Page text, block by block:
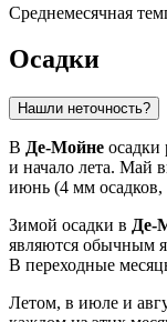
Среднемесячная
Осадки
Нашли неточность?
В Де-Мойне осадки
и начало лета. Май
июнь (4 мм осадков,
Зимой осадки в Де-
являются обычным
В переходные
Летом, в июле и